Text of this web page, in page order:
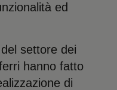
ed
settore dei
hanno fatto
di